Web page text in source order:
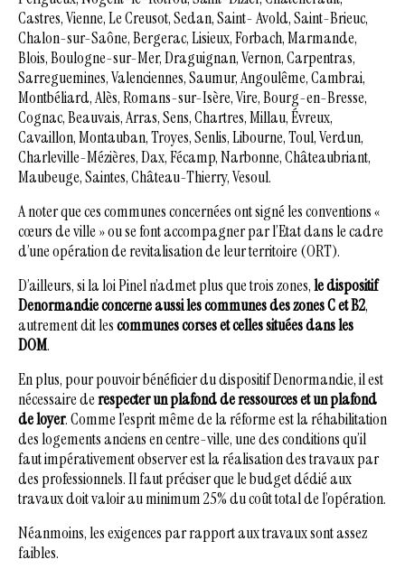
Castres, Vienne, Le Creusot, Sedan, Saint- Avold, Saint-Brieuc,
Chalon-sur-Saône, Bergerac, Lisieux, Forbach, Marmande,
Blois, Boulogne-sur-Mer, Draguignan, Vernon, Carpentras,
Sarreguemines, Valenciennes, Saumur, Angoulême, Cambrai,
Montbéliard, Alès, Romans-sur-Isère, Vire, Bourg-en-Bresse,
Cognac, Beauvais, Arras, Sens, Chartres, Millau, Évreux,
Cavaillon, Montauban, Troyes, Senlis, Libourne, Toul, Verdun,
Charleville-Mézières, Dax, Fécamp, Narbonne, Châteaubriant,
Maubeuge, Saintes, Château-Thierry, Vesoul.
A noter que ces communes concernées ont signé les conventions «
cœurs de ville » ou se font accompagner par l’Etat dans le cadre
d’une opération de revitalisation de leur territoire (ORT).
D’ailleurs, si la loi Pinel n’admet plus que trois zones,le dispositif
Denormandie concerne aussi les communes des zones C et B2,
autrement dit lescommunes corses et celles situées dans les
DOM.
En plus, pour pouvoir bénéficier du dispositif Denormandie, il est
nécessaire derespecter un plafond de ressources et un plafond
de loyer. Comme l’esprit même de la réforme est la réhabilitation
des logements anciens en centre-ville, une des conditions qu’il
faut impérativement observer est la réalisation des travaux par
des professionnels. Il faut préciser que le budget dédié aux
travaux doit valoir au minimum 25% du coût total de l’opération.
Néanmoins, les exigences par rapport aux travaux sont assez
faibles.